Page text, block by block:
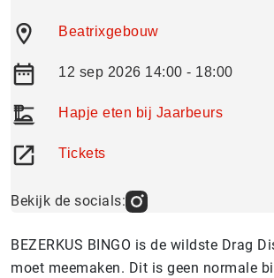
BEZERKUS BINGO is de wildste Drag
moet meemaken. Dit is geen normale
Beatrixgebouw
12 sep 2026 14:00 - 18:00
Hapje eten bij Jaarbeurs
Tickets
Bekijk de socials: